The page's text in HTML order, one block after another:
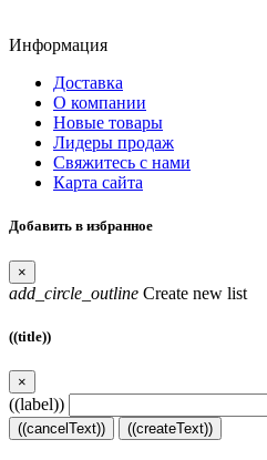
Информация
Доставка
О компании
Новые товары
Лидеры продаж
Свяжитесь с нами
Карта сайта
Добавить в избранное
×
add_circle_outline Create new list
((title))
×
((label))
((cancelText)) ((createText))